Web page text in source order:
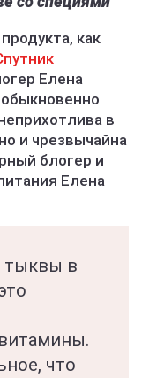
как
Елена
в
и чрезвычайна
блогер и
Елена
тыквы в
что